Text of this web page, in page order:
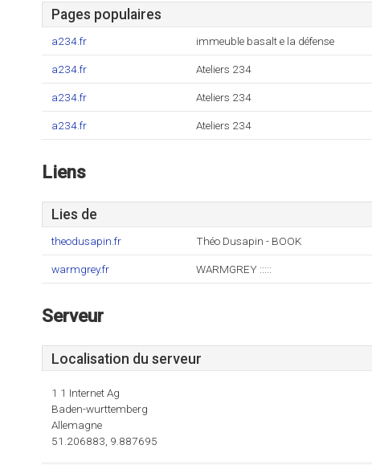
Pages populaires
a234.fr immeuble basalt e la défense
a234.fr Ateliers 234
a234.fr Ateliers 234
a234.fr Ateliers 234
Liens
Lies de
theodusapin.fr Théo Dusapin - BOOK
warmgrey.fr WARMGREY :::::
Serveur
Localisation du serveur
1 1 Internet Ag
Baden-wurttemberg
Allemagne
51.206883, 9.887695